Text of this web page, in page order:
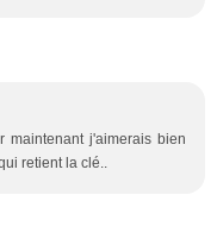
j'aimerais bien
retient la clé..